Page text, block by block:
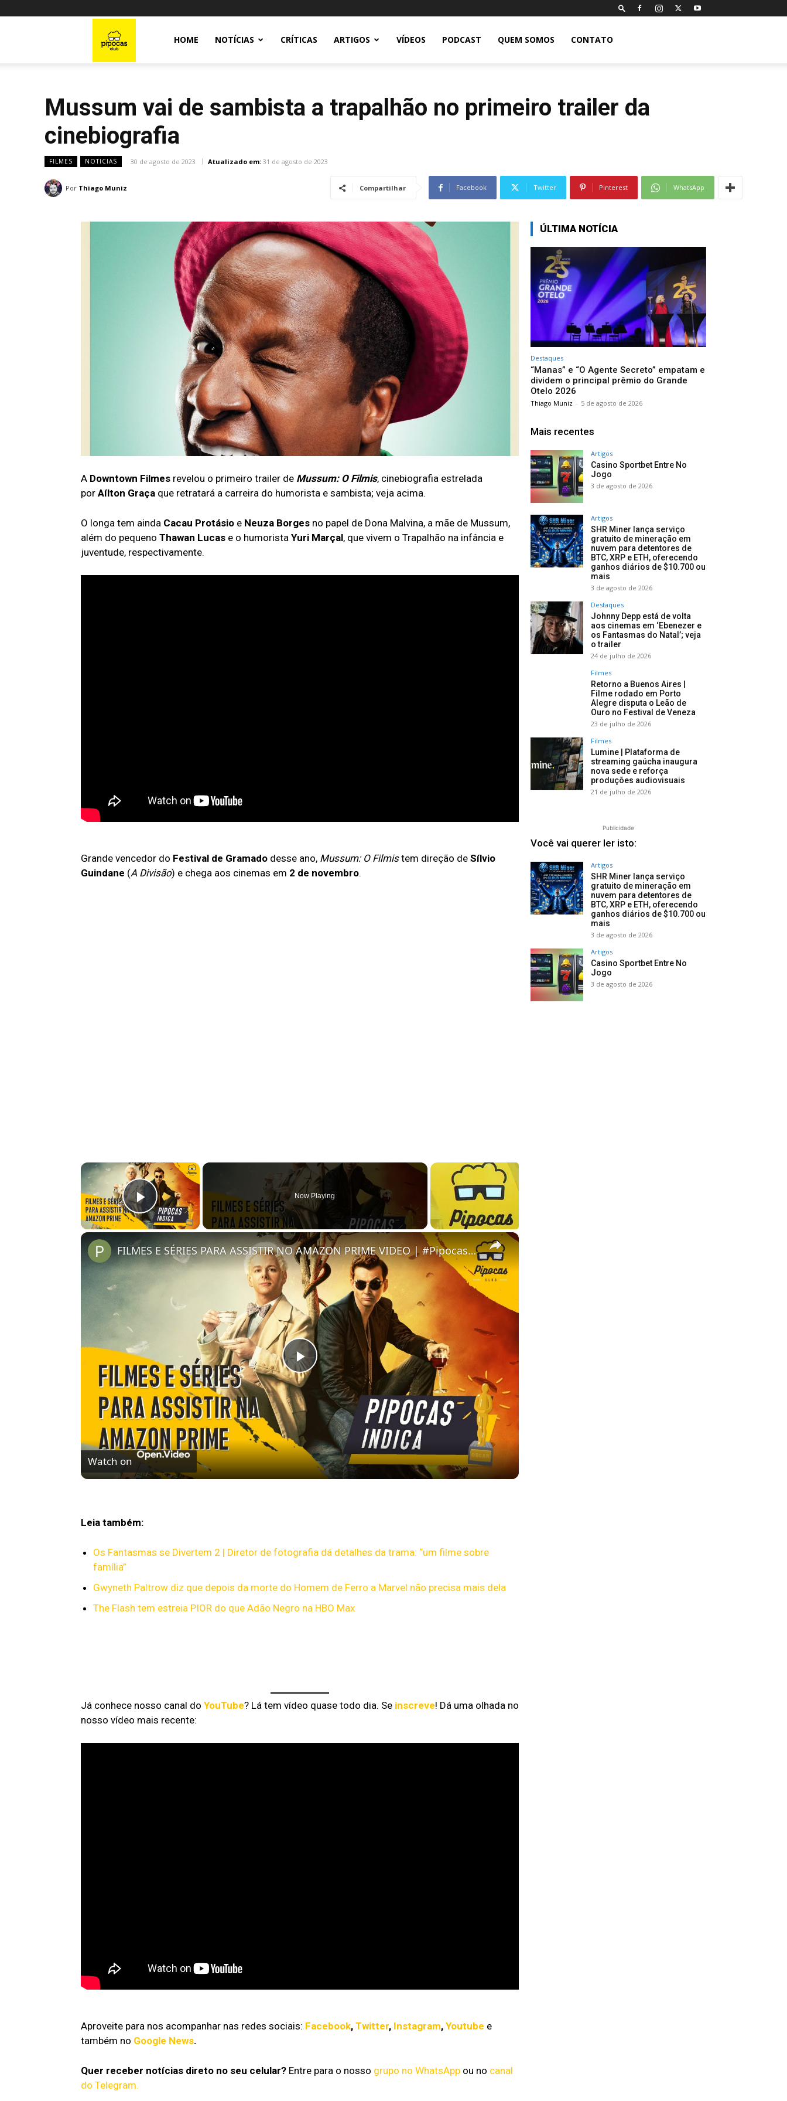
HOME NOTÍCIAS CRÍTICAS ARTIGOS VÍDEOS PODCAST QUEM SOMOS CONTATO
Mussum vai de sambista a trapalhão no primeiro trailer da
cinebiografia
FILMES NOTICIAS 30 de agosto de 2023 Atualizado em: 31 de agosto de 2023
Por Thiago Muniz Compartilhar Facebook Twitter Pinterest WhatsApp
A Downtown Filmes revelou o primeiro trailer de Mussum: O Filmis, cinebiografia estrelada
por Aílton Graça que retratará a carreira do humorista e sambista; veja acima.
O longa tem ainda Cacau Protásio e Neuza Borges no papel de Dona Malvina, a mãe de Mussum,
além do pequeno Thawan Lucas e o humorista Yuri Marçal, que vivem o Trapalhão na infância e
juventude, respectivamente.
Grande vencedor do Festival de Gramado desse ano, Mussum: O Filmistem direção de Sílvio
Guindane (A Divisão) e chega aos cinemas em 2 de novembro.
×
Play Video
Now Playing
×
Play
Video
FILMES E SÉRIES PARA ASSISTIR NO AMAZON PRIME VIDEO | #PipocasIndica 7
Watch on
Leia também:
Os Fantasmas se Divertem 2 | Diretor de fotografia dá detalhes da trama: “um filme sobre
família”
Gwyneth Paltrow diz que depois da morte do Homem de Ferro a Marvel não precisa mais dela
The Flash tem estreia PIOR do que Adão Negro na HBO Max
Já conhece nosso canal do YouTube? Lá tem vídeo quase todo dia. Se inscreve! Dá uma olhada no
nosso vídeo mais recente:
Aproveite para nos acompanhar nas redes sociais: Facebook, Twitter, Instagram, Youtube e
também no Google News.
Quer receber notícias direto no seu celular? Entre para o nosso grupo no WhatsApp ou no canal
do Telegram.
ÚLTIMA NOTÍCIA
Destaques
“Manas” e “O Agente Secreto” empatam e
dividem o principal prêmio do Grande
Otelo 2026
Thiago Muniz - 5 de agosto de 2026
Mais recentes
Artigos
Casino Sportbet Entre No
Jogo
3 de agosto de 2026
Artigos
SHR Miner lança serviço
gratuito de mineração em
nuvem para detentores de
BTC, XRP e ETH, oferecendo
ganhos diários de $10.700 ou
mais
3 de agosto de 2026
Destaques
Johnny Depp está de volta
aos cinemas em ‘Ebenezer e
os Fantasmas do Natal’; veja
o trailer
24 de julho de 2026
Filmes
Retorno a Buenos Aires |
Filme rodado em Porto
Alegre disputa o Leão de
Ouro no Festival de Veneza
23 de julho de 2026
Filmes
Lumine | Plataforma de
streaming gaúcha inaugura
nova sede e reforça
produções audiovisuais
21 de julho de 2026
Publicidade
Você vai querer ler isto:
Artigos
SHR Miner lança serviço
gratuito de mineração em
nuvem para detentores de
BTC, XRP e ETH, oferecendo
ganhos diários de $10.700 ou
mais
3 de agosto de 2026
Artigos
Casino Sportbet Entre No
Jogo
3 de agosto de 2026